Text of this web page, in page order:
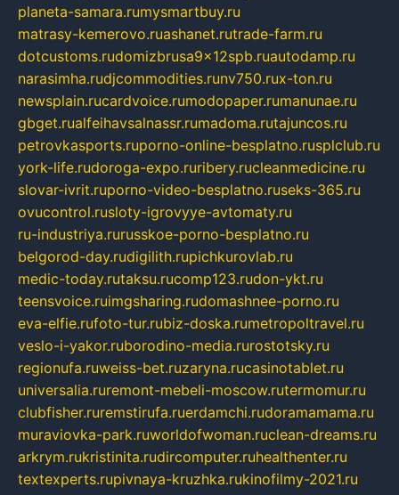
planeta-samara.rumysmartbuy.ru
matrasy-kemerovo.ruashanet.rutrade-farm.ru
dotcustoms.rudomizbrusa9x12spb.ruautodamp.ru
narasimha.rudjcommodities.runv750.rux-ton.ru
newsplain.rucardvoice.rumodopaper.rumanunae.ru
gbget.rualfeihavsalnassr.rumadoma.rutajuncos.ru
petrovkasports.ruporno-online-besplatno.rusplclub.ru
york-life.rudoroga-expo.ruribery.rucleanmedicine.ru
slovar-ivrit.ruporno-video-besplatno.ruseks-365.ru
ovucontrol.rusloty-igrovyye-avtomaty.ru
ru-industriya.rurusskoe-porno-besplatno.ru
belgorod-day.rudigilith.rupichkurovlab.ru
medic-today.rutaksu.rucomp123.rudon-ykt.ru
teensvoice.ruimgsharing.rudomashnee-porno.ru
eva-elfie.rufoto-tur.rubiz-doska.rumetropoltravel.ru
veslo-i-yakor.ruborodino-media.rurostotsky.ru
regionufa.ruweiss-bet.ruzaryna.rucasinotablet.ru
universalia.ruremont-mebeli-moscow.rutermomur.ru
clubfisher.ruremstirufa.ruerdamchi.rudoramamama.ru
muraviovka-park.ruworldofwoman.ruclean-dreams.ru
arkrym.rukristinita.rudircomputer.ruhealthenter.ru
textexperts.rupivnaya-kruzhka.rukinofilmy-2021.ru